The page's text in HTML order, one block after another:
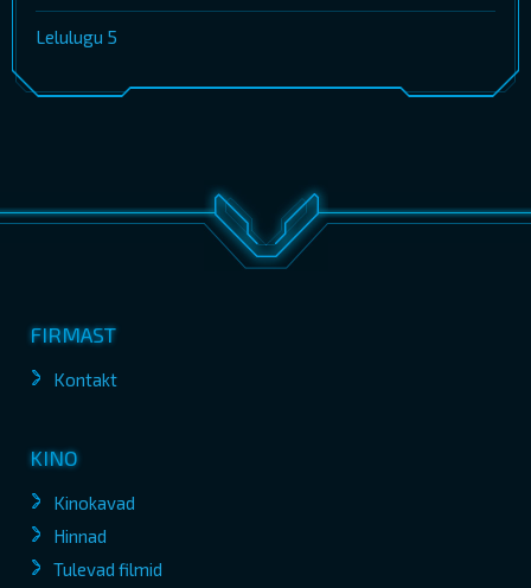
Lelulugu 5
FIRMAST
Kontakt
KINO
Kinokavad
Hinnad
Tulevad filmid